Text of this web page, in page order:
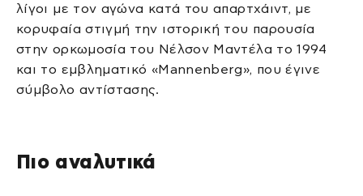
λίγοι με τον αγώνα κατά του απαρτχάιντ, με
κορυφαία στιγμή την ιστορική του παρουσία
στην ορκωμοσία του Νέλσον Μαντέλα το 1994
και το εμβληματικό «Mannenberg», που έγινε
σύμβολο αντίστασης.
Πιο αναλυτικά